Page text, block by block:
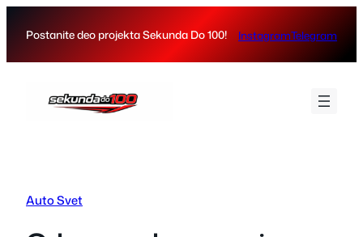
Postanite deo projekta Sekunda Do 100! InstagramTelegram
Auto Svet